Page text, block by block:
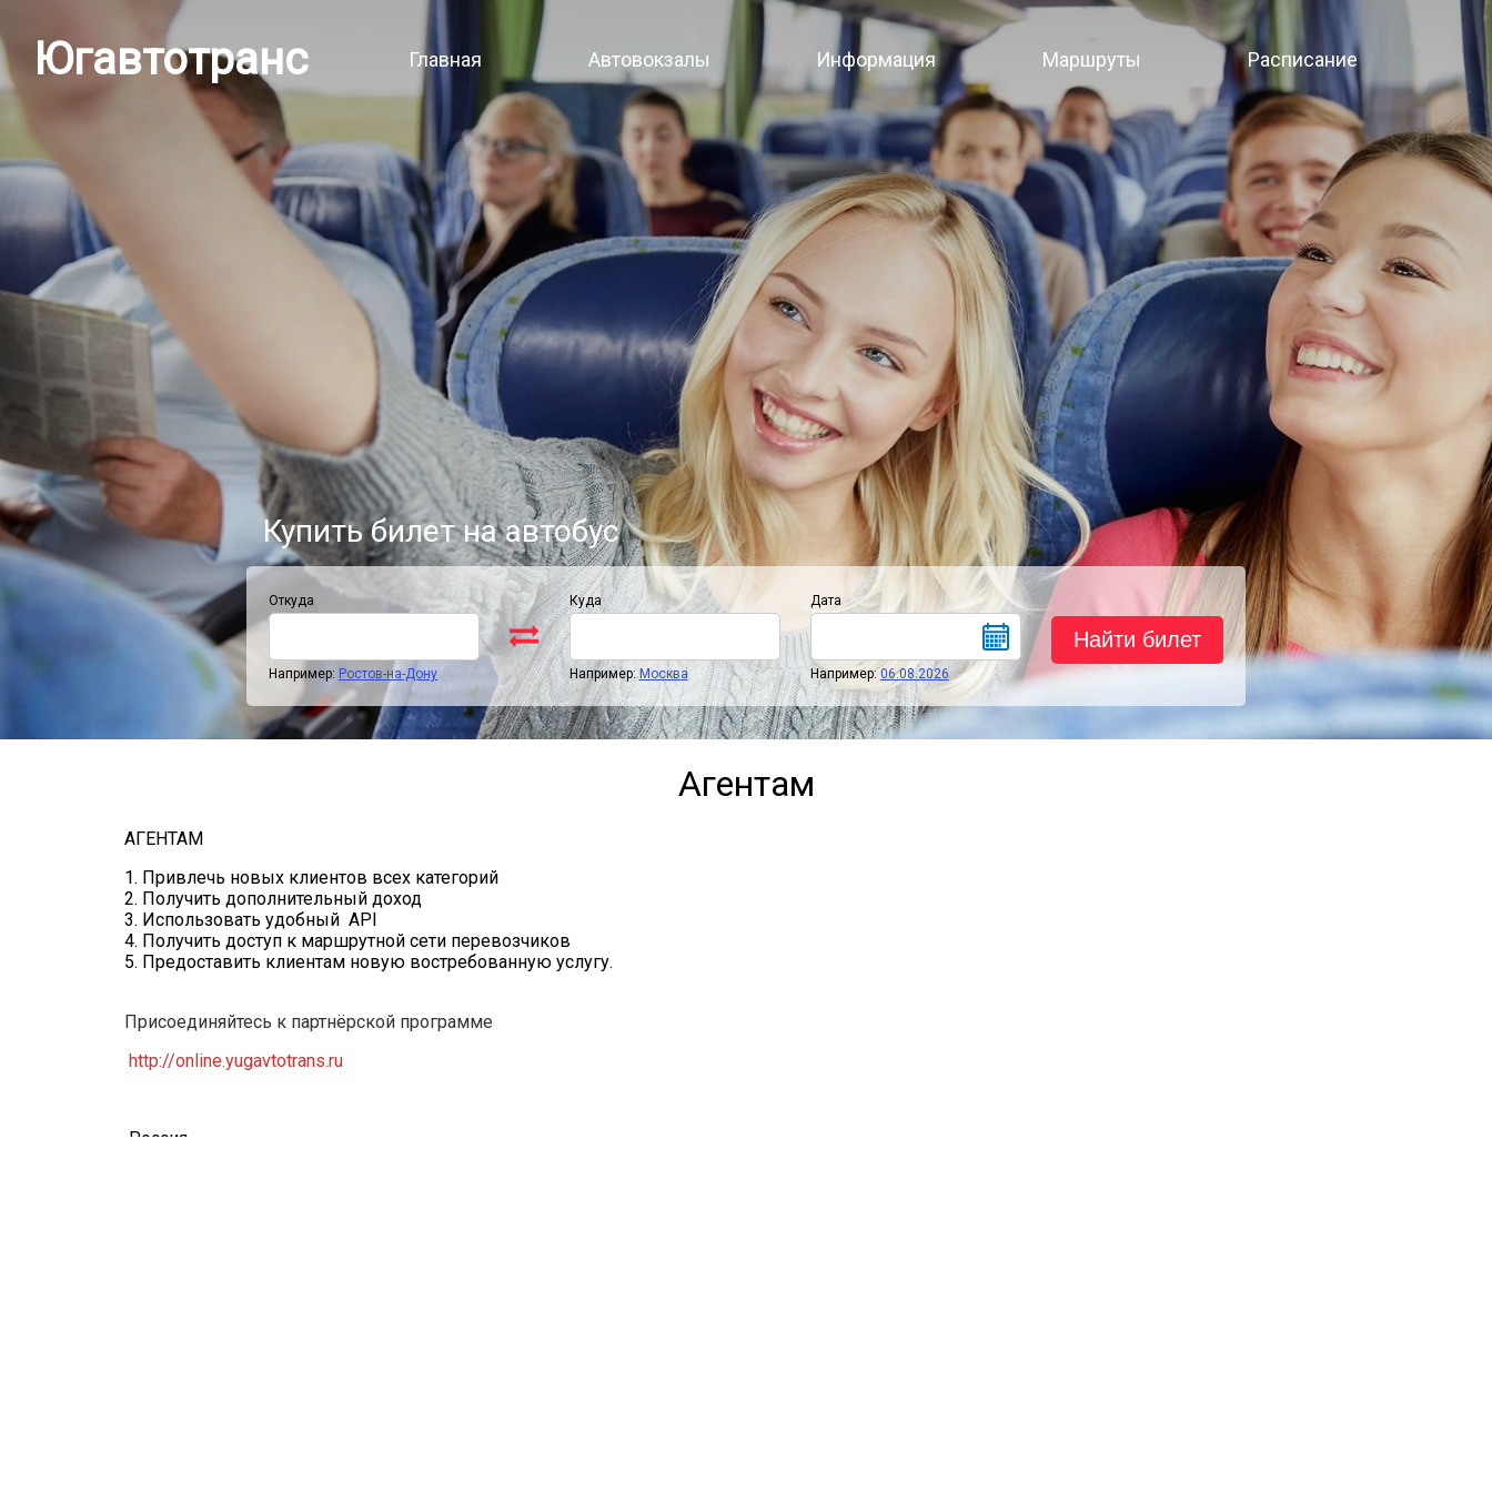
Югавтотранс Главная Автовокзалы Информация Маршруты Расписание
Купить билет на автобус
Откуда
Например: Ростов-на-Дону
Куда
Например:Москва
Дата
Например:06.08.2026
Найти билет
Агентам
АГЕНТАМ
1. Привлечь новых клиентов всех категорий
2. Получить дополнительный доход
3. Использовать удобный API
4. Получить доступ к маршрутной сети перевозчиков
5. Предоставить клиентам новую востребованную услугу.
Присоединяйтесь к партнёрской программе
http://online.yugavtotrans.ru
Россия